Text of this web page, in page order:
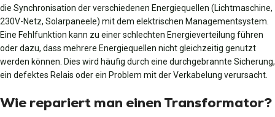
die Synchronisation der verschiedenen Energiequellen (Lichtmaschine,
230V-Netz, Solarpaneele) mit dem elektrischen Managementsystem.
Eine Fehlfunktion kann zu einer schlechten Energieverteilung führen
oder dazu, dass mehrere Energiequellen nicht gleichzeitig genutzt
werden können. Dies wird häufig durch eine durchgebrannte Sicherung,
ein defektes Relais oder ein Problem mit der Verkabelung verursacht.
Wie repariert man einen Transformator?